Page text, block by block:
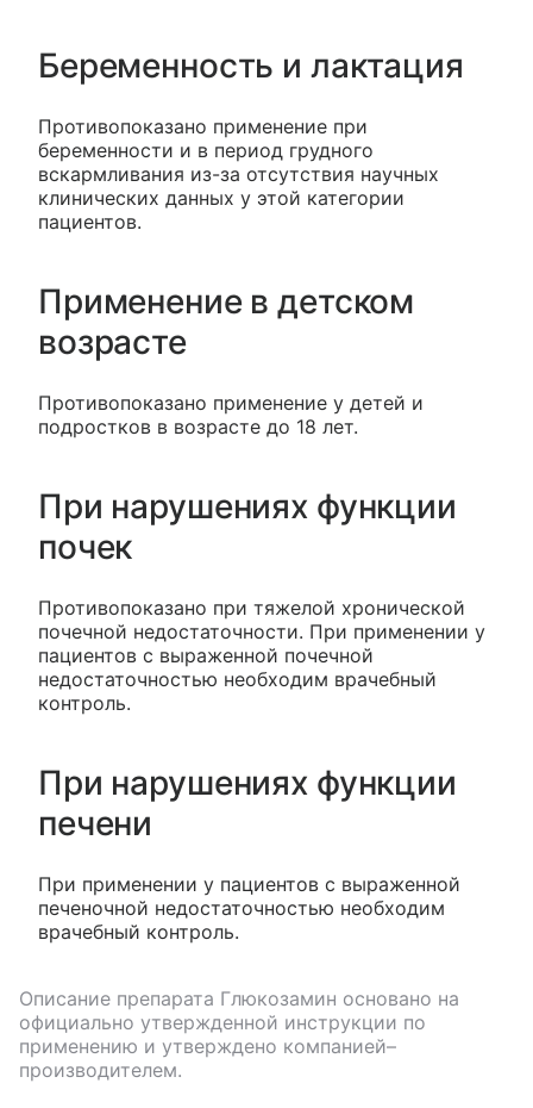
Беременность и лактация
Противопоказано применение при
беременности и в период грудного
вскармливания из-за отсутствия научных
клинических данных у этой категории
пациентов.
Применение в детском
возрасте
Противопоказано применение у детей и
подростков в возрасте до 18 лет.
При нарушениях функции
почек
Противопоказано при тяжелой хронической
почечной недостаточности. При применении у
пациентов с выраженной почечной
недостаточностью необходим врачебный
контроль.
При нарушениях функции
печени
При применении у пациентов с выраженной
печеночной недостаточностью необходим
врачебный контроль.
Описание препарата Глюкозамин основано на
официально утвержденной инструкции по
применению и утверждено компанией–
производителем.